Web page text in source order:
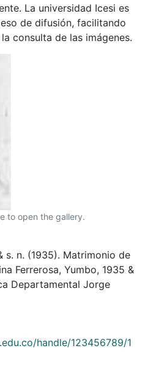
La universidad Icesi es
de difusión, facilitando
consulta de las imágenes.
to open the gallery.
s. n. (1935). Matrimonio de
Ferrerosa, Yumbo, 1935 &
Departamental Jorge
handle/123456789/1